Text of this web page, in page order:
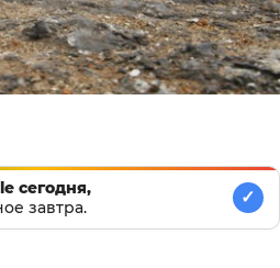
сегодня,
завтра.
✓